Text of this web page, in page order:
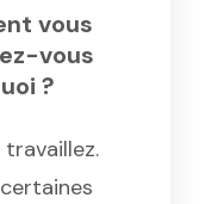
vous
vous
?